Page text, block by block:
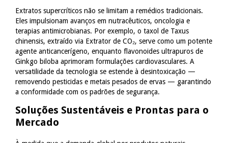
Extratos supercríticos não se limitam a remédios tradicionais.
Eles impulsionam avanços em nutracêuticos, oncologia e
terapias antimicrobianas. Por exemplo, o taxol de Taxus
chinensis, extraído via Extrator de CO₂, serve como um potente
agente anticancerígeno, enquanto flavonoides ultrapuros de
Ginkgo biloba aprimoram formulações cardiovasculares. A
versatilidade da tecnologia se estende à desintoxicação —
removendo pesticidas e metais pesados de ervas — garantindo
a conformidade com os padrões de segurança.
Soluções Sustentáveis e Prontas para o
Mercado